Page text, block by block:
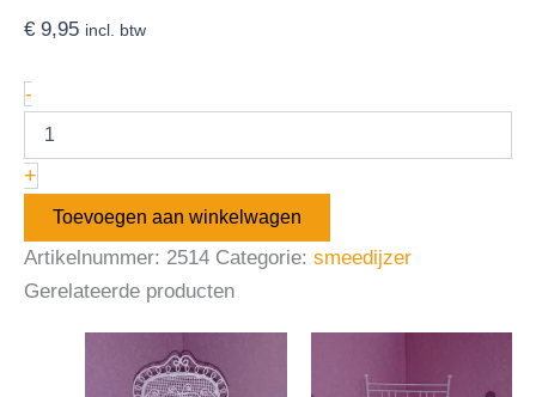
€ 9,95 incl. btw
-
+
Toevoegen aan winkelwagen
Artikelnummer: 2514 Categorie: smeedijzer
Gerelateerde producten